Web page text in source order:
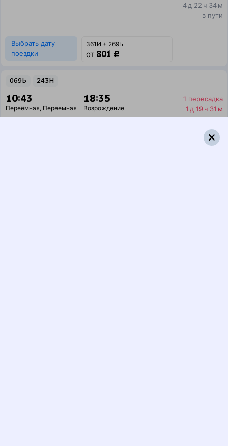
4 д 22 ч 34 м
в пути
Выбрать дату
поездки
361И + 269Ь
от 801 ₽
069Ь 243Н
10:43
Переёмная, Переемная
18:35
Возрождение
1 пересадка
1 д 19 ч 31 м
6 д 11 ч 52 м в пути